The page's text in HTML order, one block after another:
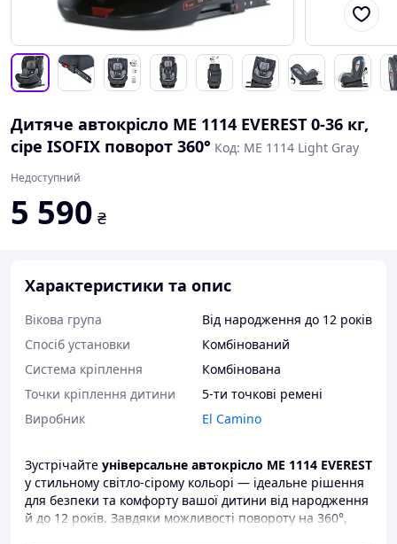
Дитяче автокрісло ME 1114 EVEREST 0-36 кг,
сіре ISOFIX поворот 360° Код: ME 1114 Light Gray
Недоступний
5 590 ₴
Характеристики та опис
Вікова група
Від народження до 12 років
Спосіб установки
Комбінований
Система кріплення
Комбінована
Точки кріплення дитини
5-ти точкові ремені
Виробник
El Camino
Зустрічайте універсальне автокрісло ME 1114 EVEREST
у стильному світло-сірому кольорі — ідеальне рішення
для безпеки та комфорту вашої дитини від народження
й до 12 років. Завдяки можливості повороту на 360°,